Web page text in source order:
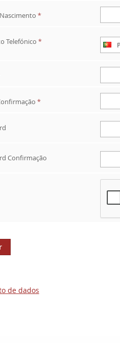
*
Telefónico *
*
Confirmação
de dados